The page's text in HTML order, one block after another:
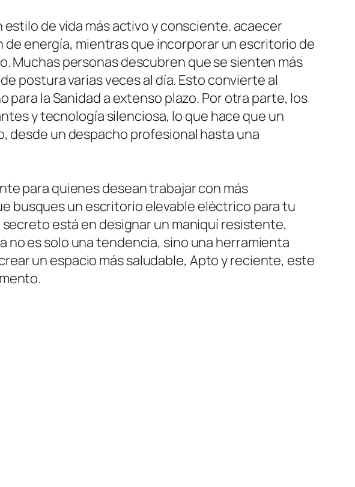
de vida más activo y consciente. acaecer
energía, mientras que incorporar un escritorio de
Muchas personas descubren que se sienten más
postura varias veces al día. Esto convierte al
la Sanidad a extenso plazo. Por otra parte, los
y tecnología silenciosa, lo que hace que un
desde un despacho profesional hasta una
para quienes desean trabajar con más
busques un escritorio elevable eléctrico para tu
está en designar un maniquí resistente,
es solo una tendencia, sino una herramienta
un espacio más saludable, Apto y reciente, este